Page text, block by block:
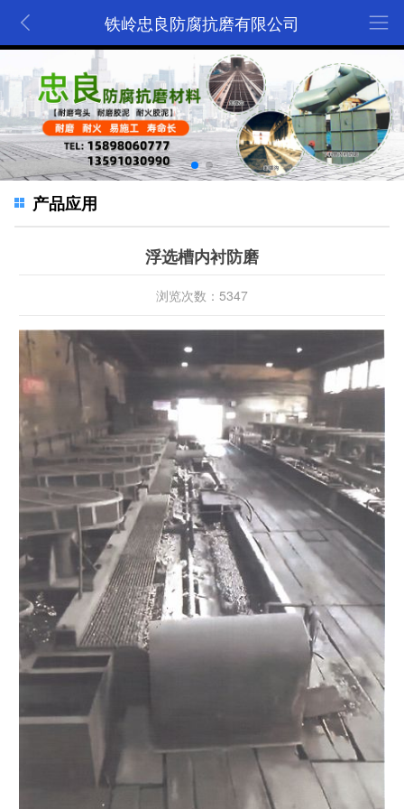
铁岭忠良防腐抗磨有限公司
产品应用
浮选槽内衬防磨
浏览次数：5347